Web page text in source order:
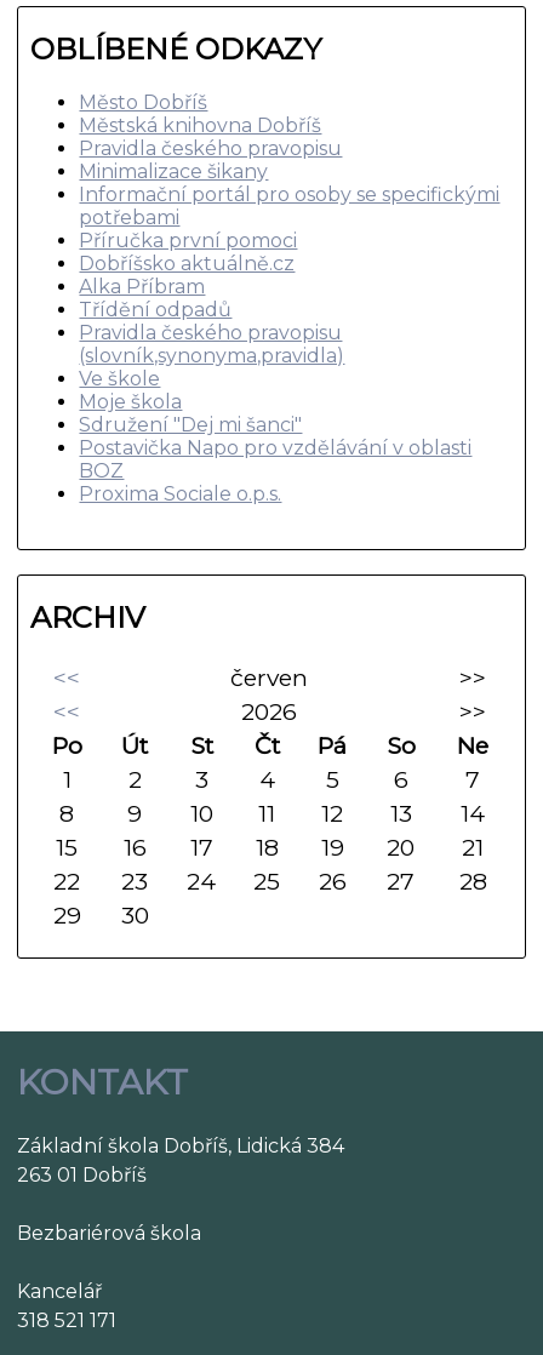
OBLÍBENÉ ODKAZY
Město Dobříš
Městská knihovna Dobříš
Pravidla českého pravopisu
Minimalizace šikany
Informační portál pro osoby se specifickými
potřebami
Příručka první pomoci
Dobříšsko aktuálně.cz
Alka Příbram
Třídění odpadů
Pravidla českého pravopisu
(slovník,synonyma,pravidla)
Ve škole
Moje škola
Sdružení "Dej mi šanci"
Postavička Napo pro vzdělávání v oblasti
BOZ
Proxima Sociale o.p.s.
ARCHIV
<< červen
>>
<<
2026
>>
Po
Út St Čt Pá So
Ne
1
2 3 4 5 6
7
8
9 10 11 12 13
14
15
16 17 18 19 20
21
22
23 24 25 26 27
28
29
30
KONTAKT
Základní škola Dobříš, Lidická 384
263 01 Dobříš
Bezbariérová škola
Kancelář
318 521 171